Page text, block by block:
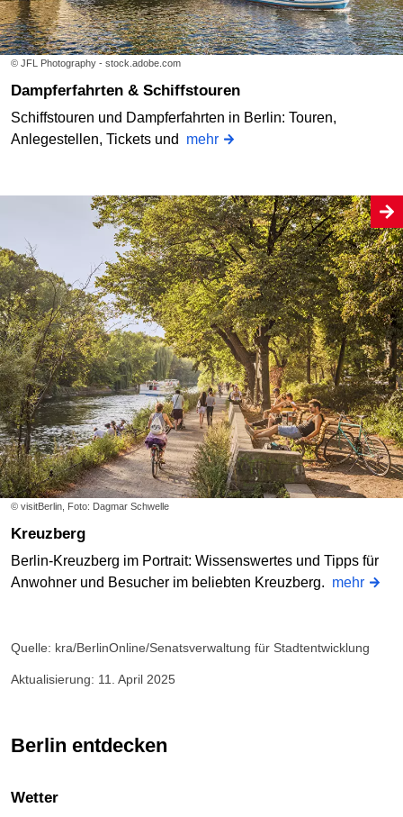
© JFL Photography - stock.adobe.com
Dampferfahrten & Schiffstouren
Schiffstouren und Dampferfahrten in Berlin: Touren,
Anlegestellen, Tickets und mehr
© visitBerlin, Foto: Dagmar Schwelle
Kreuzberg
Berlin-Kreuzberg im Portrait: Wissenswertes und Tipps für
Anwohner und Besucher im beliebten Kreuzberg. mehr
Quelle: kra/BerlinOnline/Senatsverwaltung für Stadtentwicklung
Aktualisierung: 11. April 2025
Berlin entdecken
Wetter